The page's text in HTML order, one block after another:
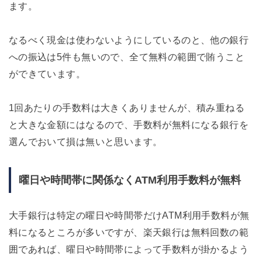
ます。
なるべく現金は使わないようにしているのと、他の銀行
への振込は5件も無いので、全て無料の範囲で賄うこと
ができています。
1回あたりの手数料は大きくありませんが、積み重ねる
と大きな金額にはなるので、手数料が無料になる銀行を
選んでおいて損は無いと思います。
曜日や時間帯に関係なくATM利用手数料が無料
大手銀行は特定の曜日や時間帯だけATM利用手数料が無
料になるところが多いですが、楽天銀行は無料回数の範
囲であれば、曜日や時間帯によって手数料が掛かるよう